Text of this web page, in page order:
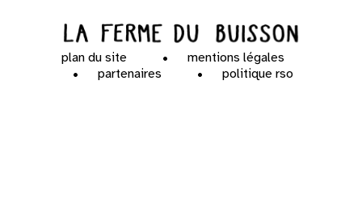
plan du site
mentions légales
partenaires
politique rso